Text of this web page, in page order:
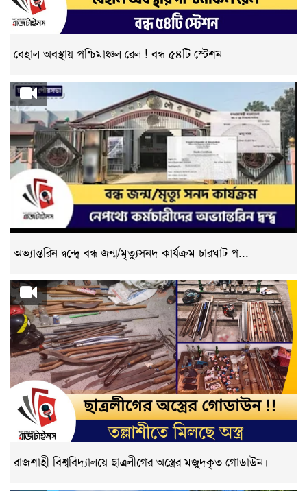
বেহাল অবস্থায় পশ্চিমাঞ্চল রেল ! বন্ধ ৫৪টি স্টেশন
অভ্যান্তরিন দ্বন্দ্বে বন্ধ জন্ম/মৃত্যুসনদ কার্যক্রম চারঘাট প...
রাজশাহী বিশ্ববিদ্যালয়ে ছাত্রলীগের অস্ত্রের মজুদকৃত গোডাউন।